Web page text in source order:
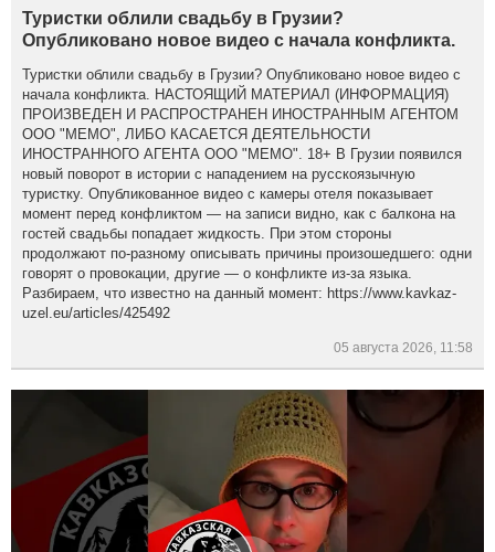
Туристки облили свадьбу в Грузии?
Опубликовано новое видео с начала конфликта.
Туристки облили свадьбу в Грузии? Опубликовано новое видео с
начала конфликта. НАСТОЯЩИЙ МАТЕРИАЛ (ИНФОРМАЦИЯ)
ПРОИЗВЕДЕН И РАСПРОСТРАНЕН ИНОСТРАННЫМ АГЕНТОМ
ООО "МЕМО", ЛИБО КАСАЕТСЯ ДЕЯТЕЛЬНОСТИ
ИНОСТРАННОГО АГЕНТА ООО "МЕМО". 18+ В Грузии появился
новый поворот в истории с нападением на русскоязычную
туристку. Опубликованное видео с камеры отеля показывает
момент перед конфликтом — на записи видно, как с балкона на
гостей свадьбы попадает жидкость. При этом стороны
продолжают по-разному описывать причины произошедшего: одни
говорят о провокации, другие — о конфликте из-за языка.
Разбираем, что известно на данный момент: https://www.kavkaz-
uzel.eu/articles/425492
05 августа 2026, 11:58